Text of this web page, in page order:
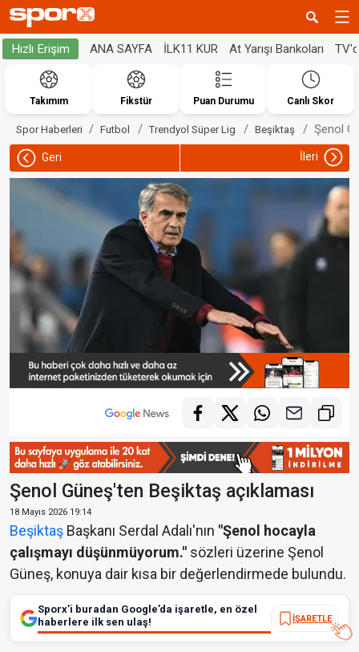
Hızlı Erişim ANA SAYFA İLK11 KUR At Yarışı Bankoları
Takımım Fikstür Puan Durumu Canlı Skor
Spor Haberleri Futbol Trendyol Süper Lig Beşiktaş Şenol
Geri İleri
Şenol Güneş'ten Beşiktaş açıklaması
18 Mayıs 2026 19:14
Beşiktaş Başkanı Serdal Adalı'nın "Şenol hocayla
çalışmayı düşünmüyorum." sözleri üzerine Şenol
Güneş, konuya dair kısa bir değerlendirmede bulundu.
Sporx’i buradan Google’da işaretle, en özel
haberlere ilk sen ulaş!
İŞARETLE